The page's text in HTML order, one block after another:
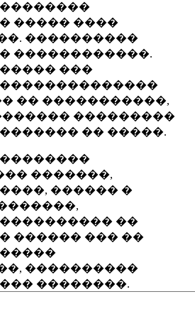
����� ����
����������
������������.
���
�� �����������,
���������
�� �����.
�������,
������ �
��
������ ��� ��
����������
��������.